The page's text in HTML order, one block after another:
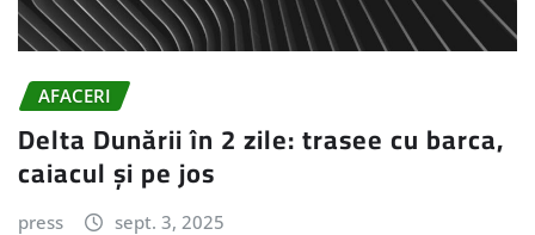
AFACERI
Delta Dunării în 2 zile: trasee cu barca,
caiacul și pe jos
press sept. 3, 2025